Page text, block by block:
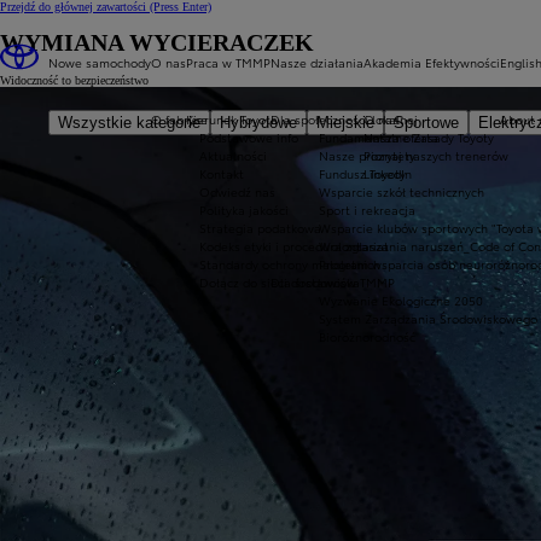
Przejdź do głównej zawartości (Press Enter)
Nowe samochody
Wszystkie kategorie Hybrydowe Miejskie Sportowe
O nas
O fabryce
Podstawowe info
Kodeks etyki i procedura zgłaszania naruszeń_Code of
Standardy ochrony małoletnich
Dołącz do sieci dostawców TMMP
Praca w TMMP
Kierunek Toyota
Nasze działania
Dla społeczności lokalnej
Fundamentalne Zasady Toyoty
Nasze priorytety
Fundusz Toyoty
Wsparcie szkół technicznych
Sport i rekreacja
Wsparcie klubów sportowych
Wolontariat
Program wsparcia osób
Wyzwanie Ekologiczne 2050
System Zarządzania Środowiskowego
Akademia Efektywności
O nas
Nasza oferta
Poznaj naszych trenerów
LinkedIn
English
About
WYMIANA WYCIERACZEK
Widoczność to bezpieczeństwo